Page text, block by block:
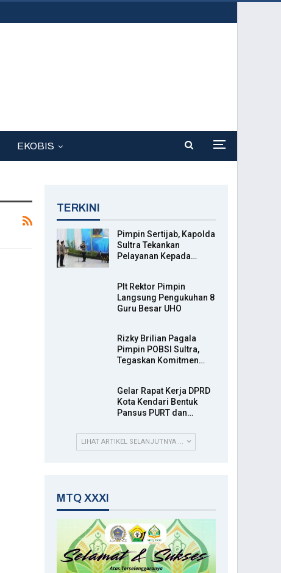
EKOBIS
TERKINI
Pimpin Sertijab, Kapolda
Sultra Tekankan
Pelayanan Kepada…
Plt Rektor Pimpin
Langsung Pengukuhan 8
Guru Besar UHO
Rizky Brilian Pagala
Pimpin POBSI Sultra,
Tegaskan Komitmen…
Gelar Rapat Kerja DPRD
Kota Kendari Bentuk
Pansus PURT dan…
LIHAT ARTIKEL SELANJUTNYA ...
MTQ XXXI